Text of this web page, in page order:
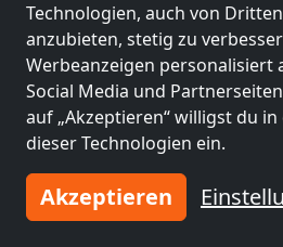
Technologien, auch von
anzubieten, stetig zu
Werbeanzeigen personalisiert
Social Media und
auf „Akzeptieren“ willigst du
dieser Technologien ein.
Akzeptieren